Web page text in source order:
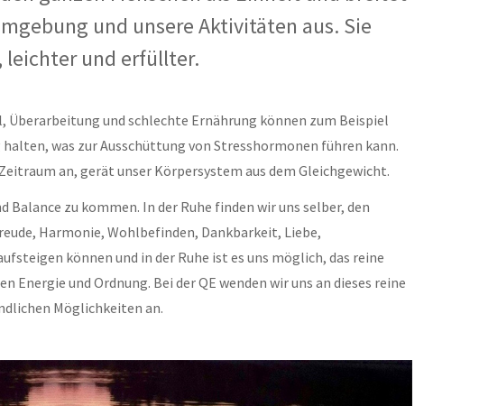
und unsere Aktivitäten aus. Sie
leichter und erfüllter.
und schlechte Ernährung können zum Beispiel
was zur Ausschüttung von Stresshormonen führen kann.
an, gerät unser Körpersystem aus dem Gleichgewicht.
Balance zu kommen. In der Ruhe finden wir uns selber, den
Harmonie, Wohlbefinden, Dankbarkeit, Liebe,
können und in der Ruhe ist es uns möglich, das reine
und Ordnung. Bei der QE wenden wir uns an dieses reine
Möglichkeiten an.